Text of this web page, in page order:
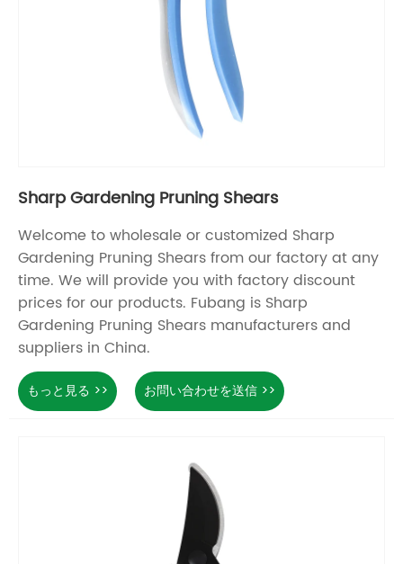
Sharp Gardening Pruning Shears
Welcome to wholesale or customized Sharp
Gardening Pruning Shears from our factory at any
time. We will provide you with factory discount
prices for our products. Fubang is Sharp
Gardening Pruning Shears manufacturers and
suppliers in China.
もっと見る >> お問い合わせを送信 >>